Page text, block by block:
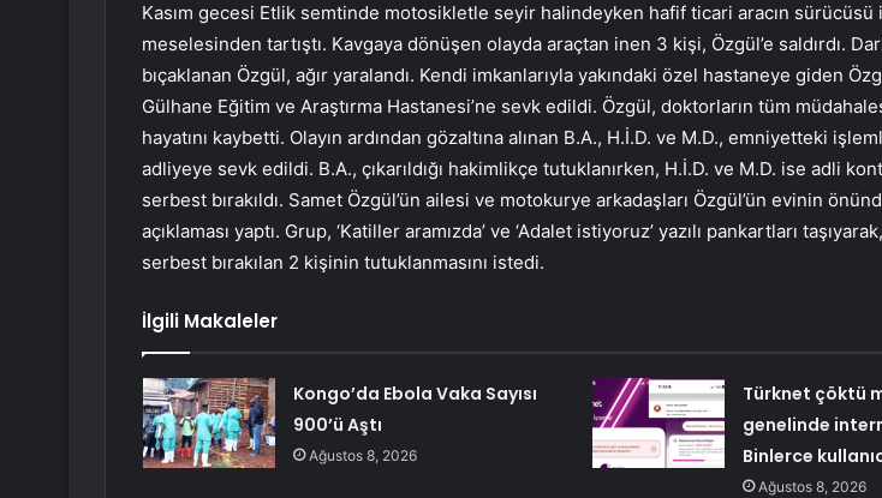
Kasım gecesi Etlik semtinde motosikletle seyir halindeyken hafif ticari aracın sürücüsü
meselesinden tartıştı. Kavgaya dönüşen olayda araçtan inen 3 kişi, Özgül’e saldırdı.
bıçaklanan Özgül, ağır yaralandı. Kendi imkanlarıyla yakındaki özel hastaneye giden
Gülhane Eğitim ve Araştırma Hastanesi’ne sevk edildi. Özgül, doktorların tüm
hayatını kaybetti. Olayın ardından gözaltına alınan B.A., H.İ.D. ve M.D., emniyetteki
adliyeye sevk edildi. B.A., çıkarıldığı hakimlikçe tutuklanırken, H.İ.D. ve M.D. ise adli
serbest bırakıldı. Samet Özgül’ün ailesi ve motokurye arkadaşları Özgül’ün evinin
açıklaması yaptı. Grup, ‘Katiller aramızda’ ve ‘Adalet istiyoruz’ yazılı pankartları
serbest bırakılan 2 kişinin tutuklanmasını istedi.
İlgili Makaleler
Kongo’da Ebola Vaka Sayısı
900’ü Aştı
Ağustos 8, 2026
Türknet çöktü
genelinde
Binlerce
Ağustos 8, 2026